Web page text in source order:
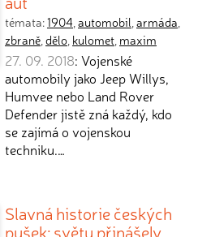
témata:1904,automobil,armáda,
zbraně,dělo, kulomet, maxim
27. 09. 2018: Vojenské
automobily jako Jeep Willys,
Humvee nebo Land Rover
Defender jistě zná každý, kdo
se zajímá o vojenskou
techniku.…
Slavná historie českých
pušek: světu přinášely